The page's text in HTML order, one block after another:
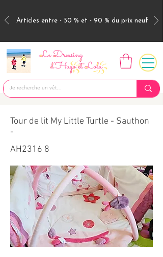
Articles entre - 50 % et - 90 % du prix neuf
Tour de lit My Little Turtle - Sauthon
-
AH2316 8